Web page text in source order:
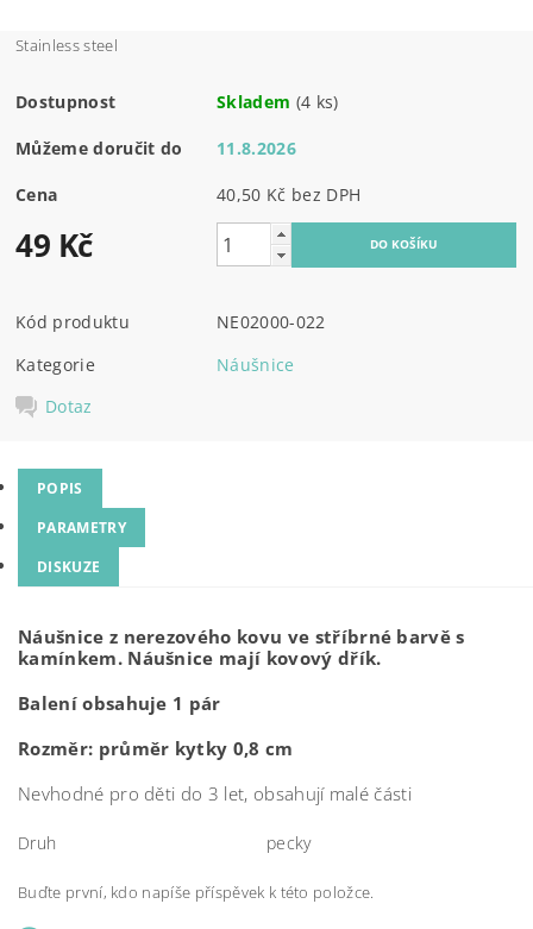
Stainless steel
Dostupnost Skladem (4 ks)
Můžeme doručit do 11.8.2026
Cena 40,50 Kč bez DPH
49 Kč
Kód produktu
NE02000-022
Kategorie
Náušnice
Dotaz
POPIS
PARAMETRY
DISKUZE
Náušnice z nerezového kovu ve stříbrné barvě s
kamínkem. Náušnice mají kovový dřík.
Balení obsahuje 1 pár
Rozměr: průměr kytky 0,8 cm
Nevhodné pro děti do 3 let, obsahují malé části
Druh pecky
Buďte první, kdo napíše příspěvek k této položce.